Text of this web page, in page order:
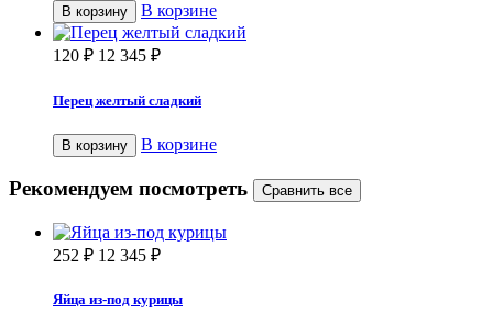
В корзину В корзине
120 ₽ 12 345 ₽
Перец желтый сладкий
В корзину В корзине
Рекомендуем посмотреть
252 ₽ 12 345 ₽
Яйца из-под курицы